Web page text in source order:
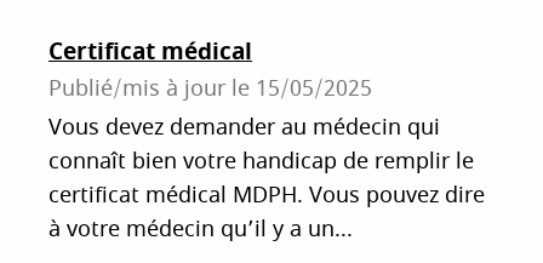
o
o
k
e
r
d
I
n
Certificat médical
Publié/mis à jour le 15/05/2025
Vous devez demander au médecin qui
connaît bien votre handicap de remplir le
certificat médical MDPH. Vous pouvez dire
à votre médecin qu’il y a un...